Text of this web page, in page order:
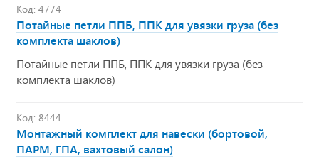
Код: 4774
Потайные петли ППБ, ППК для увязки груза (без
комплекта шаклов)
Потайные петли ППБ, ППК для увязки груза (без
комплекта шаклов)
Код: 8444
Монтажный комплект для навески (бортовой,
ПАРМ, ГПА, вахтовый салон)